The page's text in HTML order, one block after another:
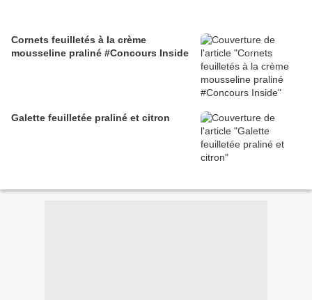
Cornets feuilletés à la crème
mousseline praliné #Concours Inside
Galette feuilletée praliné et citron